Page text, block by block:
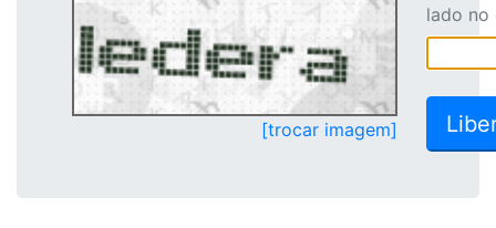
[trocar imagem]
lado no